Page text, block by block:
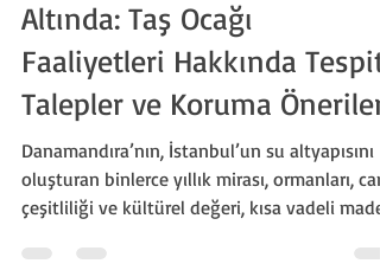
Danamandıra Kültürel ve
Ekolojik Miras Alanı Tehlike
Altında: Taş Ocağı
Faaliyetleri Hakkında Tespit,
Talepler ve Koruma Önerileri
Danamandıra’nın, İstanbul’un su altyapısını